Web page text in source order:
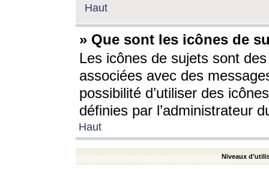
Haut
» Que sont les icônes de
Les icônes de sujets sont
associées avec des
possibilité d’utiliser des
définies par l’administrateur
Haut
Niveaux